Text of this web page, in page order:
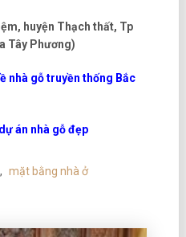
huyện Thạch thất, Tp
Tây Phương)
nhà gỗ truyền thống Bắc
án nhà gỗ đẹp
, mặt bằng nhà ở